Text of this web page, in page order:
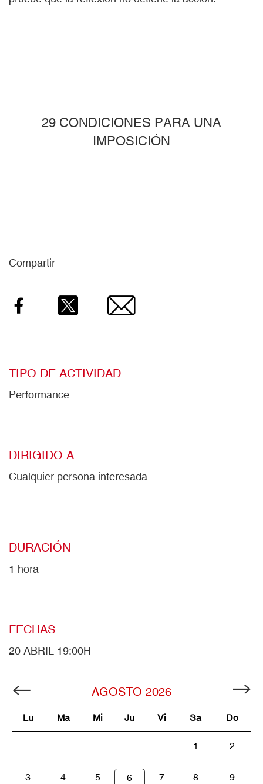
29 CONDICIONES PARA UNA
IMPOSICIÓN
Compartir
Facebook Email
TIPO DE ACTIVIDAD
Performance
DIRIGIDO A
Cualquier persona interesada
DURACIÓN
1 hora
FECHAS
20 ABRIL 19:00H
AGOSTO 2026
Lu Ma Mi Ju Vi Sa Do
1 2
3 4 5 6 7 8 9